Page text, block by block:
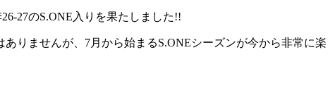
27のS.ONE入りを果たしました!!
りませんが、7月から始まるS.ONEシーズンが今から非常に